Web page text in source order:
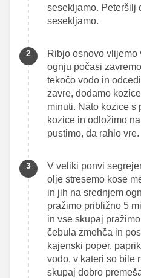
sesekljamo. Peteršilj
sesekljamo.
Ribjo osnovo vlijemo
ognju počasi
tekočo vodo in
zavre, dodamo
minuti. Nato kozice s
kozice in odložimo
pustimo, da rahlo vre.
V veliki ponvi
olje stresemo kose
in jih na srednjem
pražimo približno 5
in vse skupaj
čebula zmehča in
kajenski poper,
vodo, v kateri so bile
skupaj dobro